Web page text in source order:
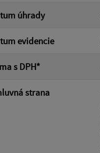
úhrady
evidencie
s DPH*
strana